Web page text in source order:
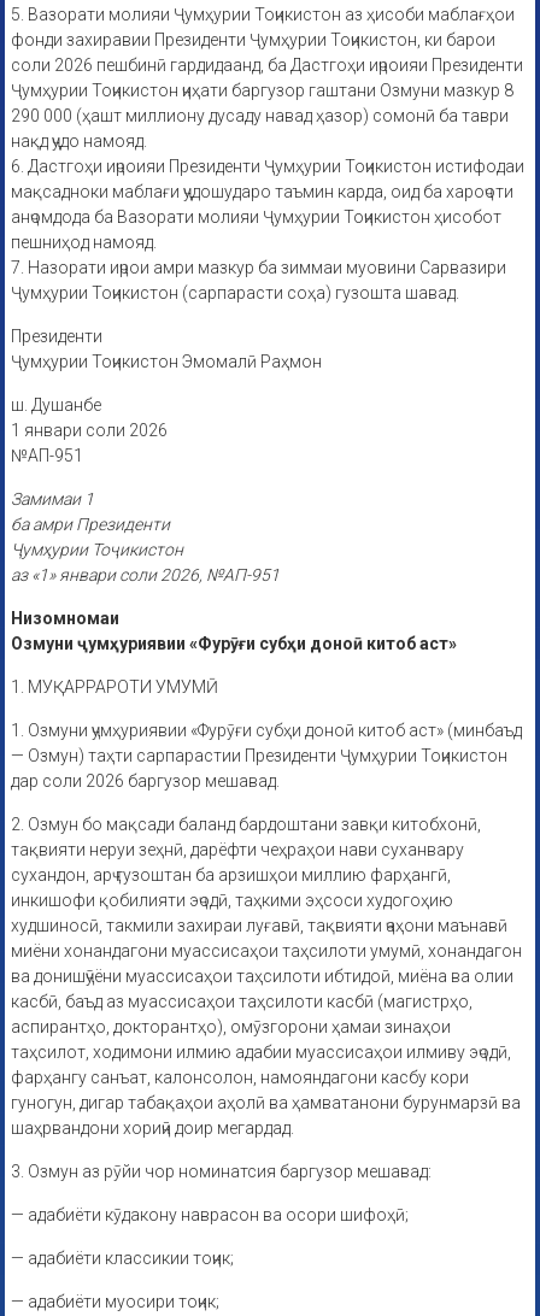
5. Вазорати молияи Ҷумҳурии Тоҷикистон аз ҳисоби маблағҳои
фонди захиравии Президенти Ҷумҳурии Тоҷикистон, ки барои
соли 2026 пешбинӣ гардидаанд, ба Дастгоҳи иҷроияи Президенти
Ҷумҳурии Тоҷикистон ҷиҳати баргузор гаштани Озмуни мазкур 8
290 000 (ҳашт миллиону дусаду навад ҳазор) сомонӣ ба таври
нақд ҷудо намояд.
6. Дастгоҳи иҷроияи Президенти Ҷумҳурии Тоҷикистон истифодаи
мақсадноки маблағи ҷудошударо таъмин карда, оид ба хароҷоти
анҷомдода ба Вазорати молияи Ҷумҳурии Тоҷикистон ҳисобот
пешниҳод намояд.
7. Назорати иҷрои амри мазкур ба зиммаи муовини Сарвазири
Ҷумҳурии Тоҷикистон (сарпарасти соҳа) гузошта шавад.
Президенти
Ҷумҳурии Тоҷикистон Эмомалӣ Раҳмон
ш. Душанбе
1 январи соли 2026
№АП-951
Замимаи 1
ба амри Президенти
Ҷумҳурии Тоҷикистон
аз «1» январи соли 2026, №АП-951
Низомномаи
Озмуни ҷумҳуриявии «Фурӯғи субҳи доноӣ китоб аст»
1. МУҚАРРАРОТИ УМУМӢ
1. Озмуни ҷумҳуриявии «Фурӯғи субҳи доноӣ китоб аст» (минбаъд
— Озмун) таҳти сарпарастии Президенти Ҷумҳурии Тоҷикистон
дар соли 2026 баргузор мешавад.
2. Озмун бо мақсади баланд бардоштани завқи китобхонӣ,
тақвияти неруи зеҳнӣ, дарёфти чеҳраҳои нави суханвару
сухандон, арҷ гузоштан ба арзишҳои миллию фарҳангӣ,
инкишофи қобилияти эҷодӣ, таҳкими эҳсоси худогоҳию
худшиносӣ, такмили захираи луғавӣ, тақвияти ҷаҳони маънавӣ
миёни хонандагони муассисаҳои таҳсилоти умумӣ, хонандагон
ва донишҷӯёни муассисаҳои таҳсилоти ибтидоӣ, миёна ва олии
касбӣ, баъд аз муассисаҳои таҳсилоти касбӣ (магистрҳо,
аспирантҳо, докторантҳо), омӯзгорони ҳамаи зинаҳои
таҳсилот, ходимони илмию адабии муассисаҳои илмиву эҷодӣ,
фарҳангу санъат, калонсолон, намояндагони касбу кори
гуногун, дигар табақаҳои аҳолӣ ва ҳамватанони бурунмарзӣ ва
шаҳрвандони хориҷӣ доир мегардад.
3. Озмун аз рӯйи чор номинатсия баргузор мешавад:
— адабиёти кӯдакону наврасон ва осори шифоҳӣ;
— адабиёти классикии тоҷик;
— адабиёти муосири тоҷик;